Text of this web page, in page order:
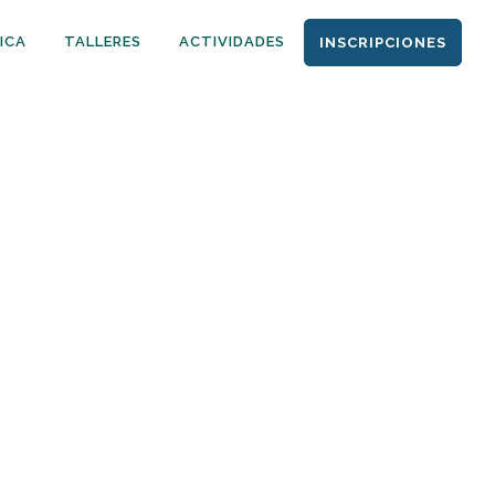
TALLERES ACTIVIDADES INSCRIPCIONES